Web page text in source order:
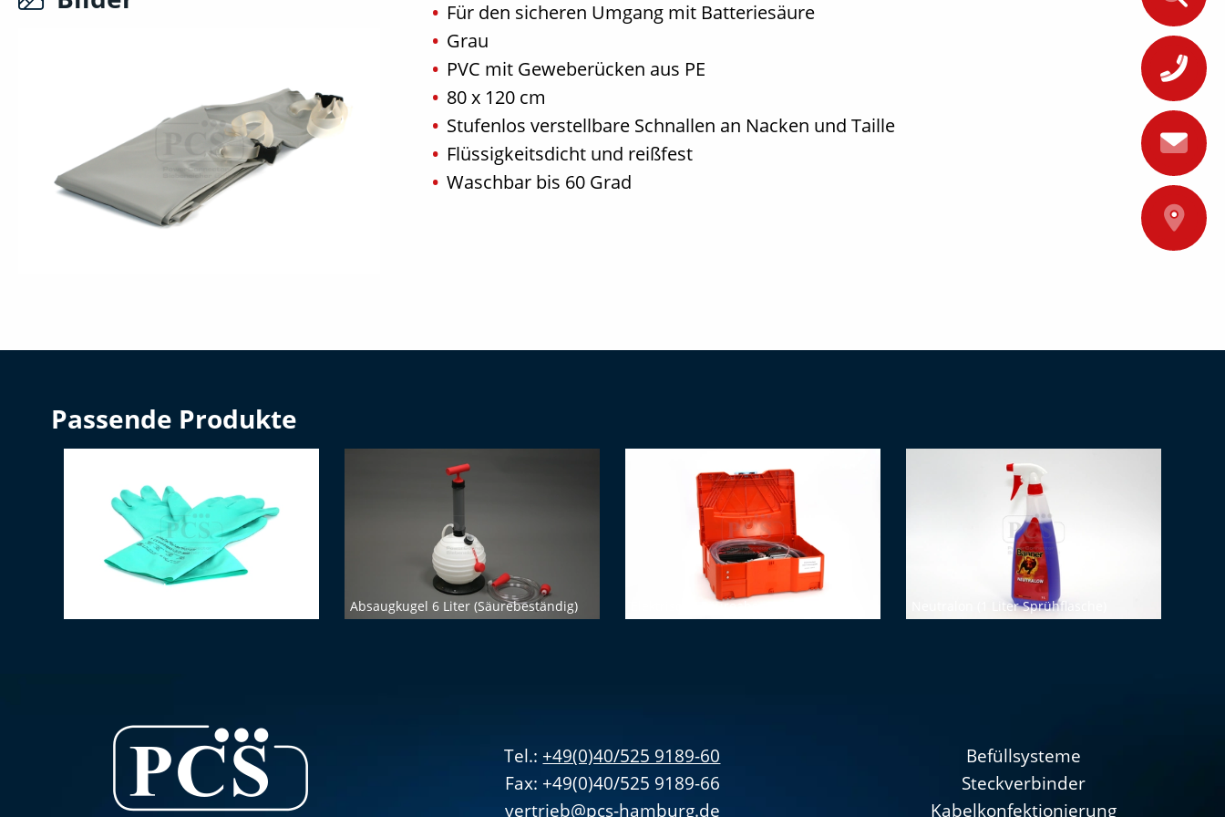
Für den sicheren Umgang mit Batteriesäure
Grau
PVC mit Geweberücken aus PE
80 x 120 cm
Stufenlos verstellbare Schnallen an Nacken und Taille
Flüssigkeitsdicht und reißfest
Waschbar bis 60 Grad
Passende Produkte
Chemikalien-Schutzhandschuhe (Größe
Absaugkugel 6 Liter (Säurebeständig) Elektrische Säureabsaugstation Neutralon (1 Liter Sprühflasche)
Tel.: +49(0)40/525 9189-60
Fax: +49(0)40/525 9189-66
vertrieb@pcs-hamburg.de
Befüllsysteme
Steckverbinder
Kabelkonfektionierung